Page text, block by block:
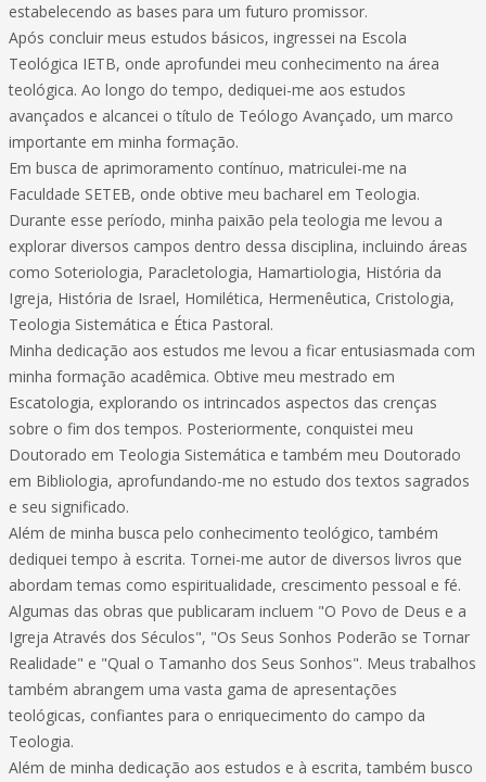
estabelecendo as bases para um futuro promissor.
Após concluir meus estudos básicos, ingressei na Escola
Teológica IETB, onde aprofundei meu conhecimento na área
teológica. Ao longo do tempo, dediquei-me aos estudos
avançados e alcancei o título de Teólogo Avançado, um marco
importante em minha formação.
Em busca de aprimoramento contínuo, matriculei-me na
Faculdade SETEB, onde obtive meu bacharel em Teologia.
Durante esse período, minha paixão pela teologia me levou a
explorar diversos campos dentro dessa disciplina, incluindo áreas
como Soteriologia, Paracletologia, Hamartiologia, História da
Igreja, História de Israel, Homilética, Hermenêutica, Cristologia,
Teologia Sistemática e Ética Pastoral.
Minha dedicação aos estudos me levou a ficar entusiasmada com
minha formação acadêmica. Obtive meu mestrado em
Escatologia, explorando os intrincados aspectos das crenças
sobre o fim dos tempos. Posteriormente, conquistei meu
Doutorado em Teologia Sistemática e também meu Doutorado
em Bibliologia, aprofundando-me no estudo dos textos sagrados
e seu significado.
Além de minha busca pelo conhecimento teológico, também
dediquei tempo à escrita. Tornei-me autor de diversos livros que
abordam temas como espiritualidade, crescimento pessoal e fé.
Algumas das obras que publicaram incluem "O Povo de Deus e a
Igreja Através dos Séculos", "Os Seus Sonhos Poderão se Tornar
Realidade" e "Qual o Tamanho dos Seus Sonhos". Meus trabalhos
também abrangem uma vasta gama de apresentações
teológicas, confiantes para o enriquecimento do campo da
Teologia.
Além de minha dedicação aos estudos e à escrita, também busco